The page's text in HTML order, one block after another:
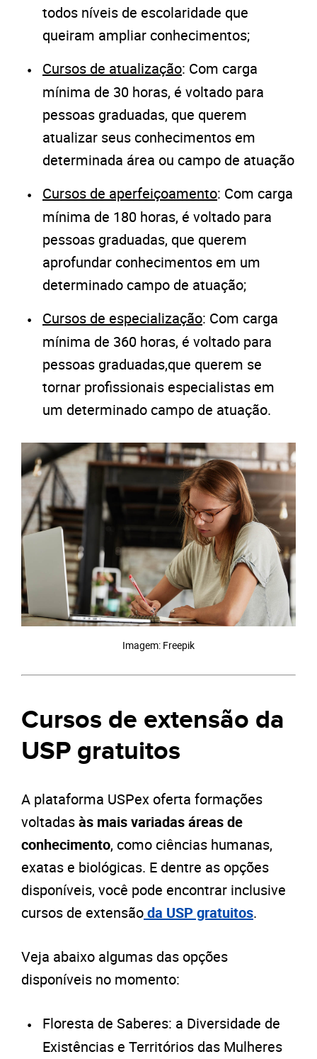
todos níveis de escolaridade que
queiram ampliar conhecimentos;
Cursos de atualização: Com carga
mínima de 30 horas, é voltado para
pessoas graduadas, que querem
atualizar seus conhecimentos em
determinada área ou campo de atuação
Cursos de aperfeiçoamento: Com carga
mínima de 180 horas, é voltado para
pessoas graduadas, que querem
aprofundar conhecimentos em um
determinado campo de atuação;
Cursos de especialização: Com carga
mínima de 360 horas, é voltado para
pessoas graduadas,que querem se
tornar profissionais especialistas em
um determinado campo de atuação.
Imagem: Freepik
Cursos de extensão da
USP gratuitos
A plataforma USPex oferta formações
voltadasàs mais variadas áreas de
conhecimento, como ciências humanas,
exatas e biológicas. E dentre as opções
disponíveis, você pode encontrar inclusive
cursos de extensãoda USP gratuitos.
Veja abaixo algumas das opções
disponíveis no momento:
Floresta de Saberes: a Diversidade de
Existências e Territórios das Mulheres